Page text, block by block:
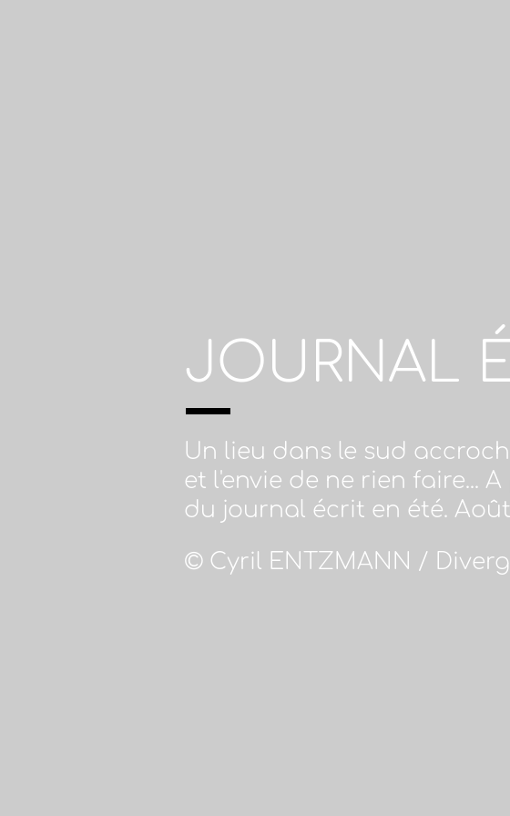
JOURNAL
Un lieu dans le sud
et l'envie de ne rien faire...
du journal écrit en été. Août
© Cyril ENTZMANN /